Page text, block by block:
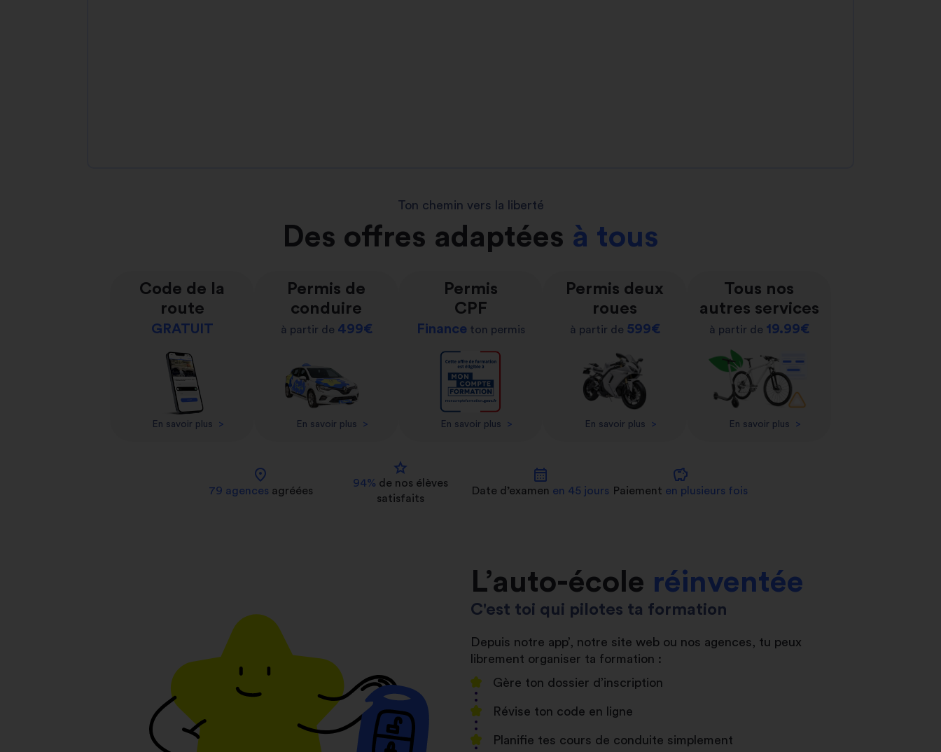
Ton chemin vers la liberté
Des offres adaptées à tous
Code de la
route
GRATUIT
En savoir plus >
Permis de
conduire
à partir de 499€
En savoir plus >
Permis
CPF
Financeton permis
En savoir plus >
Permis deux
roues
à partir de 599€
En savoir plus >
Tous nos
autres services
à partir de 19.99€
En savoir plus >
location_on
79 agences agréées
star
94% de nos élèves
satisfaits
calendar_month
Date d’examen en 45 jours
savings
Paiement en plusieurs fois
L’auto-école réinventée
C'est toi qui pilotes ta formation
Depuis notre app’, notre site web ou nos agences, tu peux
librement organiser ta formation :
Gère ton dossier d’inscription
Révise ton code en ligne
Planifie tes cours de conduite simplement